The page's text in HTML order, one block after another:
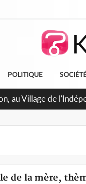
POLITIQUE
au Village de
de la mère,